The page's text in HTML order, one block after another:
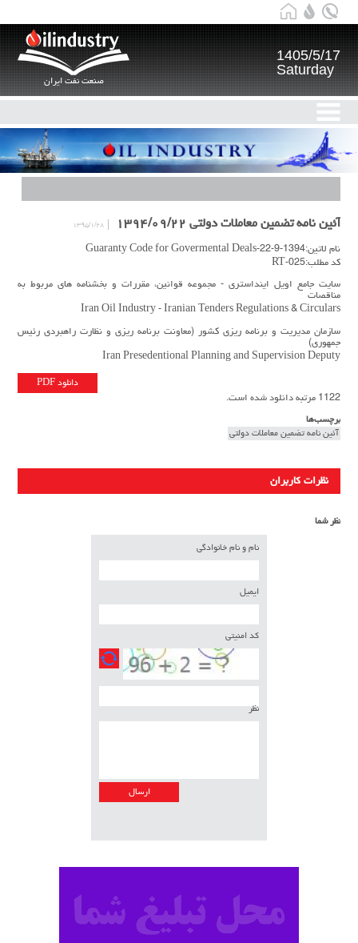
صنعت نفت ایران
1405/5/17
Saturday
آئین نامه تضمین معاملات دولتی ۱۳۹۴/۰۹/۲۲ ۱۳۹۵/۱/۲۸
نام لاتین:1394-9-22-Guaranty Code for Govermental Deals
کد مطلب:RT-025
سایت جامع اویل اینداستری - مجموعه قوانین، مقررات و بخشنامه های مربوط به
مناقصات
Iran Oil Industry - Iranian Tenders Regulations & Circulars
سازمان مدیریت و برنامه ریزی کشور (معاونت برنامه ریزی و نظارت راهبردی رئیس
جمهوری)
Iran Presedentional Planning and Supervision Deputy
دانلود PDF
1122 مرتبه دانلود شده است.
برچسب‌ها
آئین نامه تضمین معاملات دولتی
نظرات کاربران
نظر شما
نام و نام خانوادگی
ایمیل
کد امنیتی
نظر